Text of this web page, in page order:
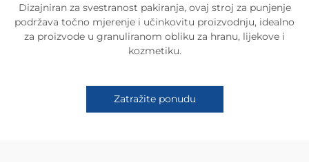
Dizajniran za svestranost pakiranja, ovaj stroj za punjenje
podržava točno mjerenje i učinkovitu proizvodnju, idealno
za proizvode u granuliranom obliku za hranu, lijekove i
kozmetiku.
Zatražite ponudu